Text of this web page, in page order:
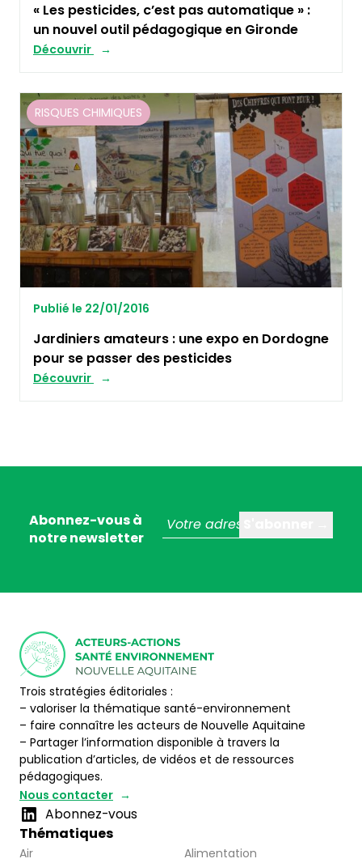
« Les pesticides, c’est pas automatique » :
un nouvel outil pédagogique en Gironde
Découvrir
RISQUES CHIMIQUES
Publié le 22/01/2016
Jardiniers amateurs : une expo en Dordogne
pour se passer des pesticides
Découvrir
Abonnez-vous à
notre newsletter
Trois stratégies éditoriales :
– valoriser la thématique santé-environnement
– faire connaître les acteurs de Nouvelle Aquitaine
– Partager l’information disponible à travers la
publication d’articles, de vidéos et de ressources
pédagogiques.
Nous contacter
Abonnez-vous
Thématiques
Air
Alimentation